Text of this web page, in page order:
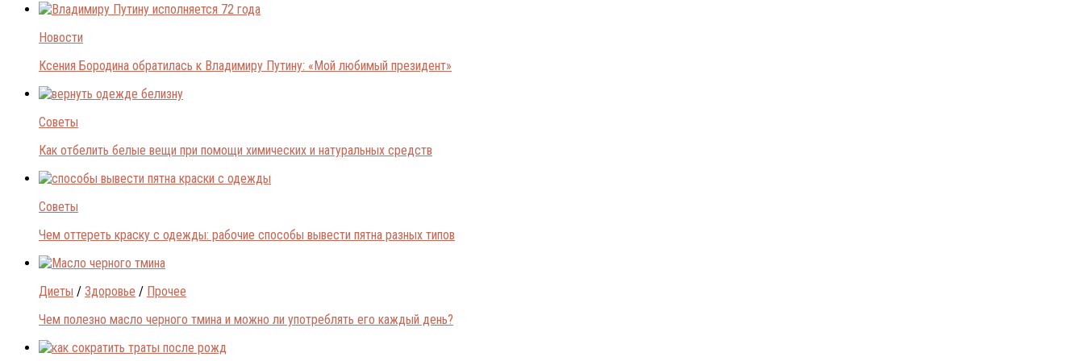
Новости
Ксения Бородина обратилась к Владимиру Путину: «Мой любимый президент»
Советы
Как отбелить белые вещи при помощи химических и натуральных средств
Советы
Чем оттереть краску с одежды: рабочие способы вывести пятна разных типов
Диеты / Здоровье / Прочее
Чем полезно масло черного тмина и можно ли употреблять его каждый день?